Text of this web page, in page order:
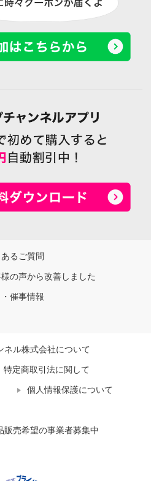
るご質問
の声から改善しました
催事情報
ネル株式会社について
特定商取引法に関して
個人情報保護について
販売希望の事業者募集中